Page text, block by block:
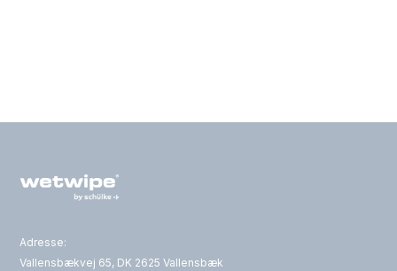
Adresse:
Vallensbækvej 65, DK 2625 Vallensbæk